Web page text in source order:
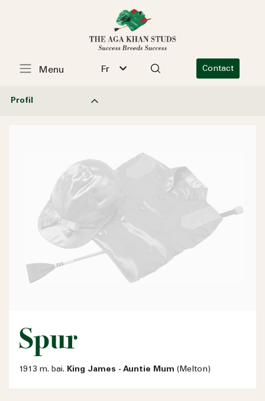
Fr Contact
Menu
Profil
Spur
1913 m. bai. King James - Auntie Mum (Melton)